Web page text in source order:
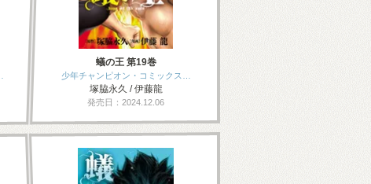
蟻の王 第19巻
少年チャンピオン・コミックス…
塚脇永久 / 伊藤龍
発売日：2024.12.06